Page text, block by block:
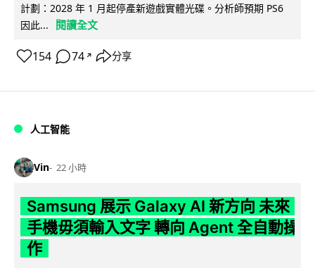
計劃：2028 年 1 月起停產新遊戲實體光碟。分析師預期 PS6
因此...
閱讀全文
154 74 ↗ 分享
人工智能
Vin 22 小時
Samsung 展示 Galaxy AI 新方向 未來
手機毋須輸入文字 轉向 Agent 全自動操
作